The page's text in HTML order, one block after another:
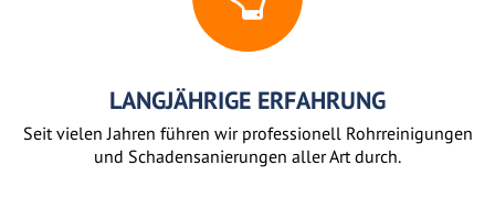
LANGJÄHRIGE ERFAHRUNG
Seit vielen Jahren führen wir professionell Rohrreinigungen
und Schadensanierungen aller Art durch.